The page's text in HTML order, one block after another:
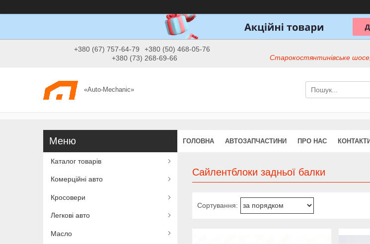
+380 (67) 757-64-79
+380 (50) 468-05-76
+380 (73) 268-69-66
Старокостянтинівське
«Auto-Mechanic»
ГОЛОВНА АВТОЗАПЧАСТИНИ ПРО НАС КОНТАКТИ
Сайлентблоки задньої балки
Каталог товарів
Комерційні авто
Кросовери
Легкові авто
Масло